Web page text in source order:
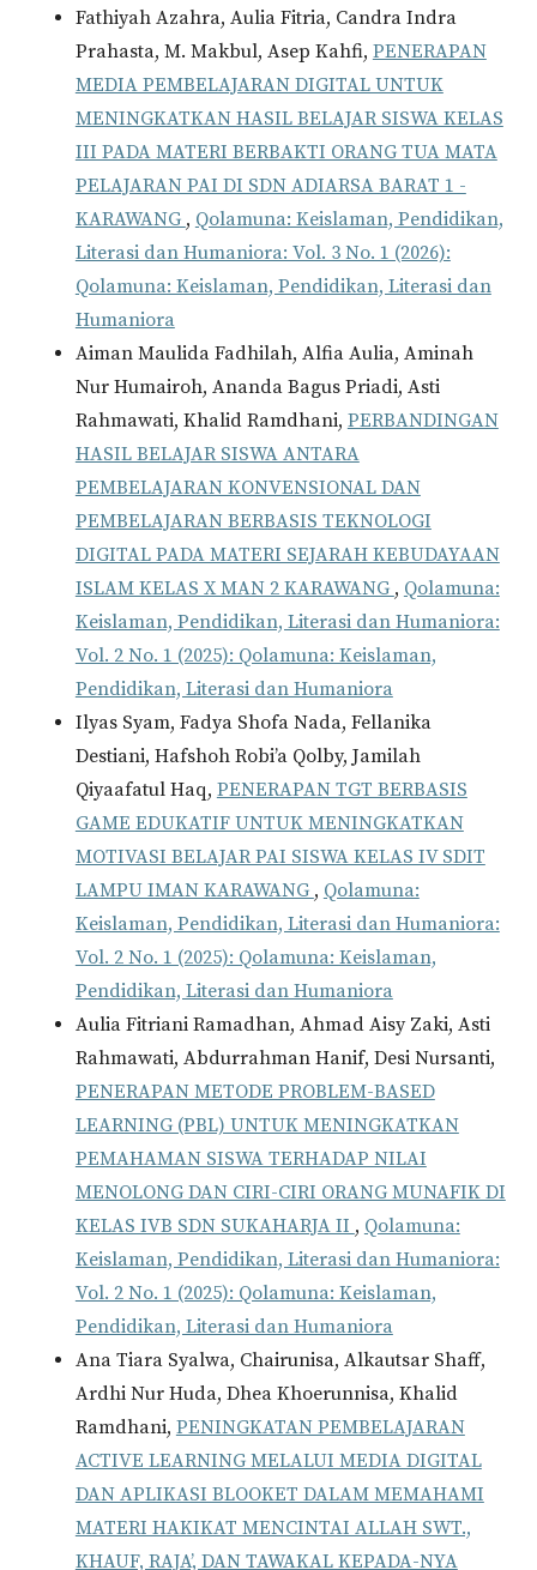
Fathiyah Azahra, Aulia Fitria, Candra Indra
Prahasta, M. Makbul, Asep Kahfi, PENERAPAN
MEDIA PEMBELAJARAN DIGITAL UNTUK
MENINGKATKAN HASIL BELAJAR SISWA KELAS
III PADA MATERI BERBAKTI ORANG TUA MATA
PELAJARAN PAI DI SDN ADIARSA BARAT 1 -
KARAWANG , Qolamuna: Keislaman, Pendidikan,
Literasi dan Humaniora: Vol. 3 No. 1 (2026):
Qolamuna: Keislaman, Pendidikan, Literasi dan
Humaniora
Aiman Maulida Fadhilah, Alfia Aulia, Aminah
Nur Humairoh, Ananda Bagus Priadi, Asti
Rahmawati, Khalid Ramdhani, PERBANDINGAN
HASIL BELAJAR SISWA ANTARA
PEMBELAJARAN KONVENSIONAL DAN
PEMBELAJARAN BERBASIS TEKNOLOGI
DIGITAL PADA MATERI SEJARAH KEBUDAYAAN
ISLAM KELAS X MAN 2 KARAWANG , Qolamuna:
Keislaman, Pendidikan, Literasi dan Humaniora:
Vol. 2 No. 1 (2025): Qolamuna: Keislaman,
Pendidikan, Literasi dan Humaniora
Ilyas Syam, Fadya Shofa Nada, Fellanika
Destiani, Hafshoh Robi’a Qolby, Jamilah
Qiyaafatul Haq, PENERAPAN TGT BERBASIS
GAME EDUKATIF UNTUK MENINGKATKAN
MOTIVASI BELAJAR PAI SISWA KELAS IV SDIT
LAMPU IMAN KARAWANG , Qolamuna:
Keislaman, Pendidikan, Literasi dan Humaniora:
Vol. 2 No. 1 (2025): Qolamuna: Keislaman,
Pendidikan, Literasi dan Humaniora
Aulia Fitriani Ramadhan, Ahmad Aisy Zaki, Asti
Rahmawati, Abdurrahman Hanif, Desi Nursanti,
PENERAPAN METODE PROBLEM-BASED
LEARNING (PBL) UNTUK MENINGKATKAN
PEMAHAMAN SISWA TERHADAP NILAI
MENOLONG DAN CIRI-CIRI ORANG MUNAFIK DI
KELAS IVB SDN SUKAHARJA II , Qolamuna:
Keislaman, Pendidikan, Literasi dan Humaniora:
Vol. 2 No. 1 (2025): Qolamuna: Keislaman,
Pendidikan, Literasi dan Humaniora
Ana Tiara Syalwa, Chairunisa, Alkautsar Shaff,
Ardhi Nur Huda, Dhea Khoerunnisa, Khalid
Ramdhani, PENINGKATAN PEMBELAJARAN
ACTIVE LEARNING MELALUI MEDIA DIGITAL
DAN APLIKASI BLOOKET DALAM MEMAHAMI
MATERI HAKIKAT MENCINTAI ALLAH SWT.,
KHAUF, RAJA’, DAN TAWAKAL KEPADA-NYA